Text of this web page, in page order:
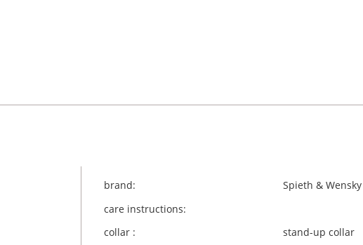
brand:
Spieth & Wensky
care instructions:
collar :
stand-up collar